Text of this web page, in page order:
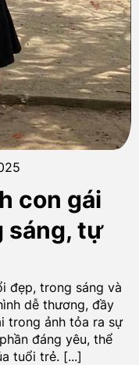
con gái
sáng, tự
đẹp, trong sáng và
dễ thương, đầy
trong ảnh tỏa ra sự
đáng yêu, thể
tuổi trẻ. [...]